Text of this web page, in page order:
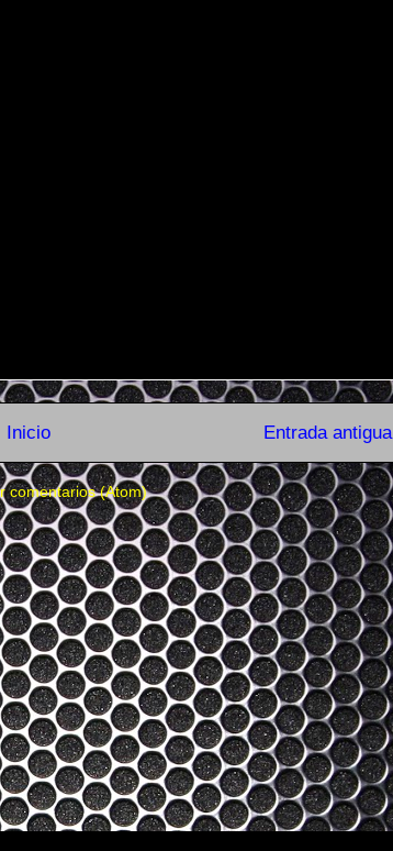
Entrada antigua
Inicio
comentarios (Atom)